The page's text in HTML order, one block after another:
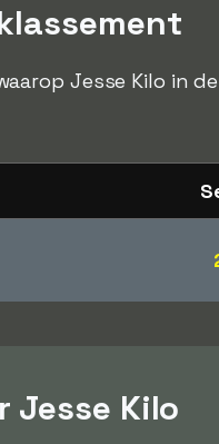
Jesse Kilo in
Jesse Kilo